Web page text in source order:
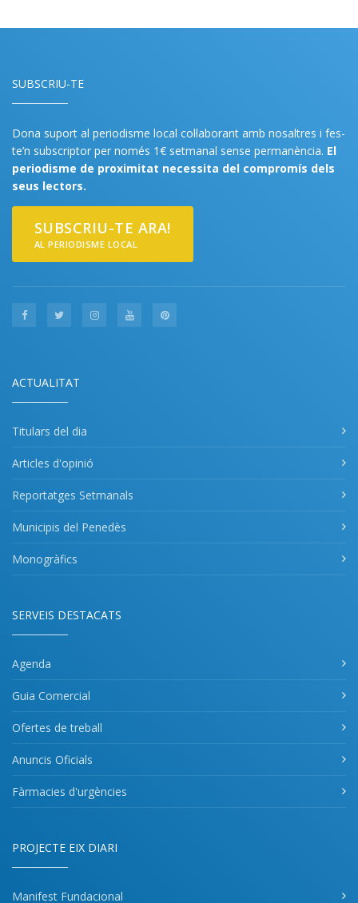
SUBSCRIU-TE
Dona suport al periodisme local col·laborant amb nosaltres i fes-
te’n subscriptor per només 1€ setmanal sense permanència. El
periodisme de proximitat necessita del compromís dels
seus lectors.
SUBSCRIU-TE ARA!
AL PERIODISME LOCAL
ACTUALITAT
Titulars del dia
Articles d'opinió
Reportatges Setmanals
Municipis del Penedès
Monogràfics
SERVEIS DESTACATS
Agenda
Guia Comercial
Ofertes de treball
Anuncis Oficials
Fàrmacies d'urgències
PROJECTE EIX DIARI
Manifest Fundacional